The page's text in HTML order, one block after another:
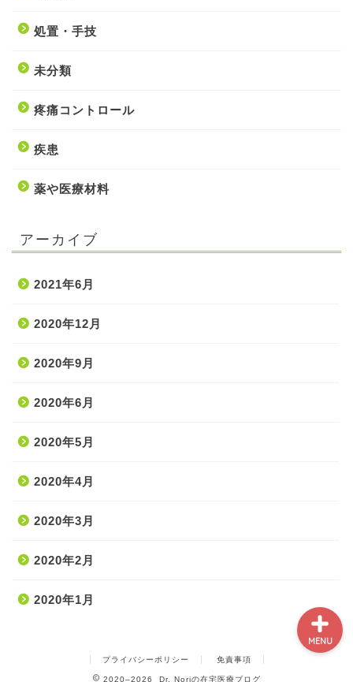
処置・手技
未分類
疼痛コントロール
疾患
薬や医療材料
アーカイブ
2021年6月
2020年12月
2020年9月
2020年6月
2020年5月
2020年4月
2020年3月
2020年2月
2020年1月
プライバシーポリシー 免責事項
2020–2026 Dr. Noriの在宅医療ブログ
MENU